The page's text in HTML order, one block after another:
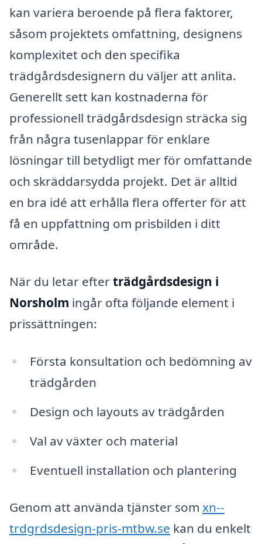
kan variera beroende på flera faktorer,
såsom projektets omfattning, designens
komplexitet och den specifika
trädgårdsdesignern du väljer att anlita.
Generellt sett kan kostnaderna för
professionell trädgårdsdesign sträcka sig
från några tusenlappar för enklare
lösningar till betydligt mer för omfattande
och skräddarsydda projekt. Det är alltid
en bra idé att erhålla flera offerter för att
få en uppfattning om prisbilden i ditt
område.
När du letar efterträdgårdsdesign i
Norsholm ingår ofta följande element i
prissättningen:
Första konsultation och bedömning av
trädgården
Design och layouts av trädgården
Val av växter och material
Eventuell installation och plantering
Genom att använda tjänster som xn--
trdgrdsdesign-pris-mtbw.se kan du enkelt